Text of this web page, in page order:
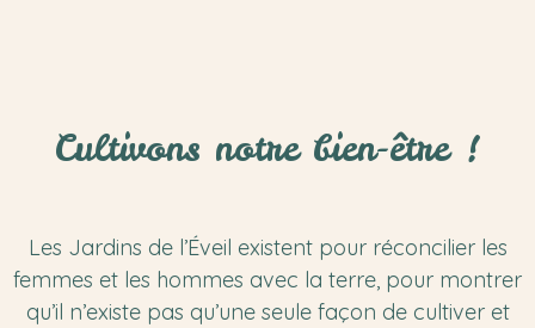
Cultivons notre bien-être !
Les Jardins de l’Éveil existent pour réconcilier les
femmes et les hommes avec la terre, pour montrer
qu’il n’existe pas qu’une seule façon de cultiver et